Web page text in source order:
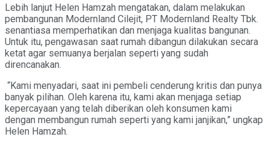
Lebih lanjut Helen Hamzah mengatakan, dalam melakukan
pembangunan Modernland Cilejit, PT Modernland Realty Tbk.
senantiasa memperhatikan dan menjaga kualitas bangunan.
Untuk itu, pengawasan saat rumah dibangun dilakukan secara
ketat agar semuanya berjalan seperti yang sudah
direncanakan.
“Kami menyadari, saat ini pembeli cenderung kritis dan punya
banyak pilihan. Oleh karena itu, kami akan menjaga setiap
kepercayaan yang telah diberikan oleh konsumen kami
dengan membangun rumah seperti yang kami janjikan,” ungkap
Helen Hamzah.